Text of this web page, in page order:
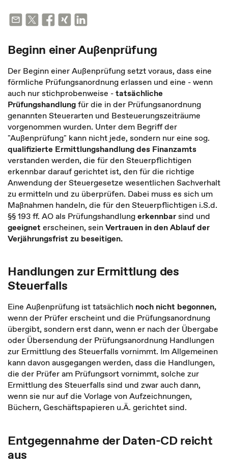
Beginn einer Außenprüfung
Der Beginn einer Außenprüfung setzt voraus, dass eine
förmliche Prüfungsanordnung erlassen und eine - wenn
auch nur stichprobenweise -tatsächliche
Prüfungshandlungfür die in der Prüfungsanordnung
genannten Steuerarten und Besteuerungszeiträume
vorgenommen wurden. Unter dem Begriff der
"Außenprüfung" kann nicht jede, sondern nur eine sog.
qualifizierte Ermittlungshandlung des Finanzamts
verstanden werden, die für den Steuerpflichtigen
erkennbar darauf gerichtet ist, den für die richtige
Anwendung der Steuergesetze wesentlichen Sachverhalt
zu ermitteln und zu überprüfen. Dabei muss es sich um
Maßnahmen handeln, die für den Steuerpflichtigen i.S.d.
§§ 193 ff. AOals Prüfungshandlungerkennbarsind und
geeignet erscheinen, seinVertrauen in den Ablauf der
Verjährungsfrist zu beseitigen.
Handlungen zur Ermittlung des
Steuerfalls
Eine Außenprüfung ist tatsächlich noch nicht begonnen,
wenn der Prüfer erscheint und die Prüfungsanordnung
übergibt, sondern erst dann, wenn er nach der Übergabe
oder Übersendung der Prüfungsanordnung Handlungen
zur Ermittlung des Steuerfalls vornimmt. Im Allgemeinen
kann davon ausgegangen werden, dass die Handlungen,
die der Prüfer am Prüfungsort vornimmt, solche zur
Ermittlung des Steuerfalls sind und zwar auch dann,
wenn sie nur auf die Vorlage von Aufzeichnungen,
Büchern, Geschäftspapieren u.Ä. gerichtet sind.
Entgegennahme der Daten-CD reicht
aus